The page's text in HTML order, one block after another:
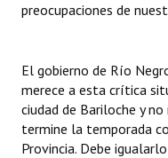
preocupaciones de
El gobierno de Río
merece a esta crítica
ciudad de Bariloche y
termine la temporada
Provincia. Debe